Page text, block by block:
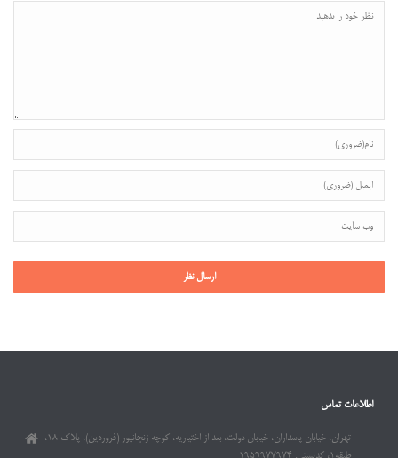
اطلاعات تماس
تهران، خیابان پاسداران، خیابان دولت، بعد از اختیاریه، کوچه زنجانپور (فروردین)، پلاک ۱۸،